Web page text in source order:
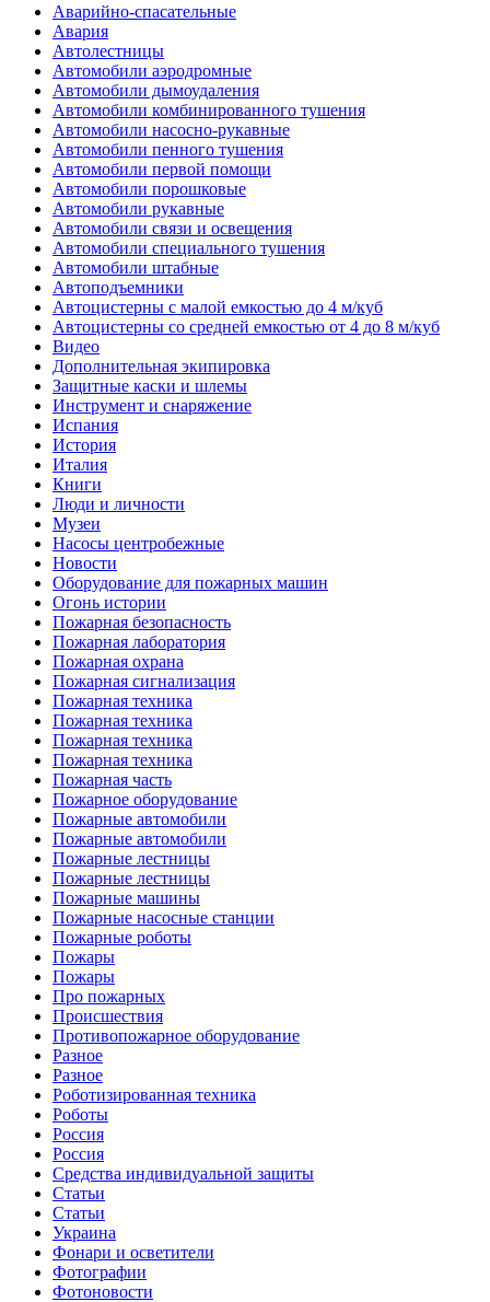
Аварийно-спасательные
Авария
Автолестницы
Автомобили аэродромные
Автомобили дымоудаления
Автомобили комбинированного тушения
Автомобили насосно-рукавные
Автомобили пенного тушения
Автомобили первой помощи
Автомобили порошковые
Автомобили рукавные
Автомобили связи и освещения
Автомобили специального тушения
Автомобили штабные
Автоподъемники
Автоцистерны с малой емкостью до 4 м/куб
Автоцистерны со средней емкостью от 4 до 8 м/куб
Видео
Дополнительная экипировка
Защитные каски и шлемы
Инструмент и снаряжение
Испания
История
Италия
Книги
Люди и личности
Музеи
Насосы центробежные
Новости
Оборудование для пожарных машин
Огонь истории
Пожарная безопасность
Пожарная лаборатория
Пожарная охрана
Пожарная сигнализация
Пожарная техника
Пожарная техника
Пожарная техника
Пожарная техника
Пожарная часть
Пожарное оборудование
Пожарные автомобили
Пожарные автомобили
Пожарные лестницы
Пожарные лестницы
Пожарные машины
Пожарные насосные станции
Пожарные роботы
Пожары
Пожары
Про пожарных
Происшествия
Противопожарное оборудование
Разное
Разное
Роботизированная техника
Роботы
Россия
Россия
Средства индивидуальной защиты
Статьи
Статьи
Украина
Фонари и осветители
Фотографии
Фотоновости